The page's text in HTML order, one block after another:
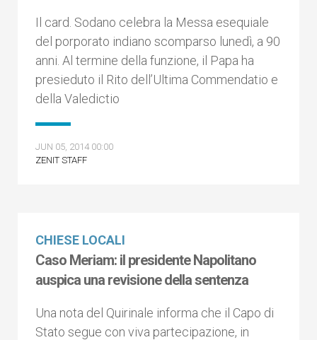
Il card. Sodano celebra la Messa esequiale
del porporato indiano scomparso lunedì, a 90
anni. Al termine della funzione, il Papa ha
presieduto il Rito dell’Ultima Commendatio e
della Valedictio
JUN 05, 2014 00:00
ZENIT STAFF
CHIESE LOCALI
Caso Meriam: il presidente Napolitano
auspica una revisione della sentenza
Una nota del Quirinale informa che il Capo di
Stato segue con viva partecipazione, in